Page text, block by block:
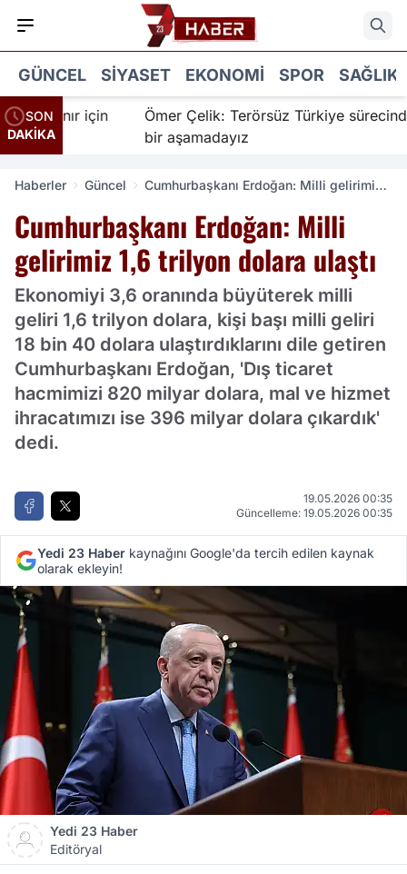
GÜNCEL SIYASET EKONOMI SPOR SAĞLIK
SON
DAKİKA
İnanır için
Ömer Çelik: Terörsüz Türkiye sürecinde
bir aşamadayız
Haberler Güncel
Cumhurbaşkanı Erdoğan: Milli gelirimiz
Cumhurbaşkanı Erdoğan: Milli
gelirimiz 1,6 trilyon dolara ulaştı
Ekonomiyi 3,6 oranında büyüterek milli
geliri 1,6 trilyon dolara, kişi başı milli geliri
18 bin 40 dolara ulaştırdıklarını dile getiren
Cumhurbaşkanı Erdoğan, 'Dış ticaret
hacmimizi 820 milyar dolara, mal ve hizmet
ihracatımızı ise 396 milyar dolara çıkardık'
dedi.
19.05.2026 00:35
Güncelleme: 19.05.2026 00:35
Yedi 23 Haber kaynağını Google'da tercih edilen kaynak
olarak ekleyin!
Yedi 23 Haber
Editöryal